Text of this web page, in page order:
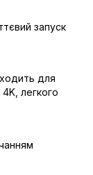
запуск
для
легкого